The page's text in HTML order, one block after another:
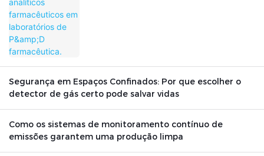
Segurança em Espaços Confinados: Por que escolher o
detector de gás certo pode salvar vidas
Como os sistemas de monitoramento contínuo de
emissões garantem uma produção limpa